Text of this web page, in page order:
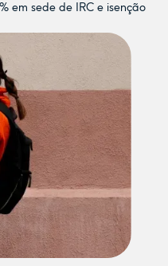
em sede de IRC e isenção